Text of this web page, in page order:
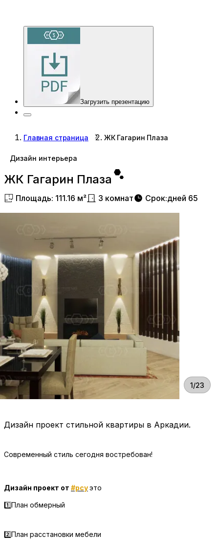
Загрузить презентацию
Главная страница ЖК Гагарин Плаза
Дизайн интерьера
ЖК Гагарин Плаза
Площадь: 111.16 м² 3 комнат Срок:дней 65
1/23
Дизайн проект стильной квартиры в Аркадии.
Современный стиль сегодня востребован!
Дизайн проект от #рсуэто
1️⃣План обмерный
2️⃣План расстановки мебели